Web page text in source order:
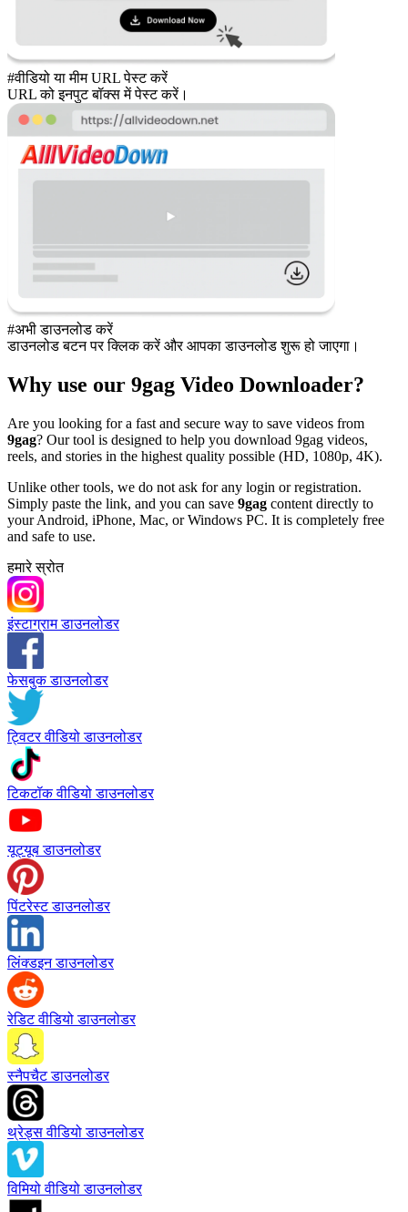
#वीडियो या मीम URL पेस्ट करें
URL को इनपुट बॉक्स में पेस्ट करें।
#अभी डाउनलोड करें
डाउनलोड बटन पर क्लिक करें और आपका डाउनलोड शुरू हो जाएगा।
Why use our 9gag Video Downloader?
Are you looking for a fast and secure way to save videos from
9gag? Our tool is designed to help you download 9gag videos,
reels, and stories in the highest quality possible (HD, 1080p, 4K).
Unlike other tools, we do not ask for any login or registration.
Simply paste the link, and you can save 9gag content directly to
your Android, iPhone, Mac, or Windows PC. It is completely free
and safe to use.
हमारे स्रोत
इंस्टाग्राम डाउनलोडर
फेसबुक डाउनलोडर
ट्विटर वीडियो डाउनलोडर
टिकटॉक वीडियो डाउनलोडर
यूट्यूब डाउनलोडर
पिंटरेस्ट डाउनलोडर
लिंक्डइन डाउनलोडर
रेडिट वीडियो डाउनलोडर
स्नैपचैट डाउनलोडर
थ्रेड्स वीडियो डाउनलोडर
विमियो वीडियो डाउनलोडर